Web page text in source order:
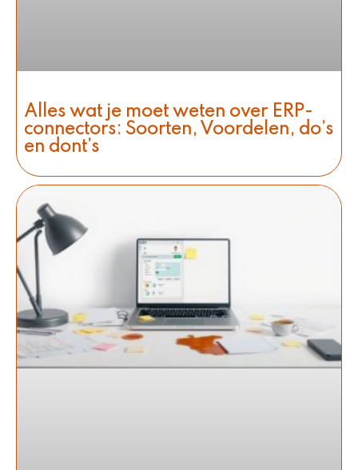
Alles wat je moet weten over ERP-
connectors: Soorten, Voordelen, do’s
en dont’s